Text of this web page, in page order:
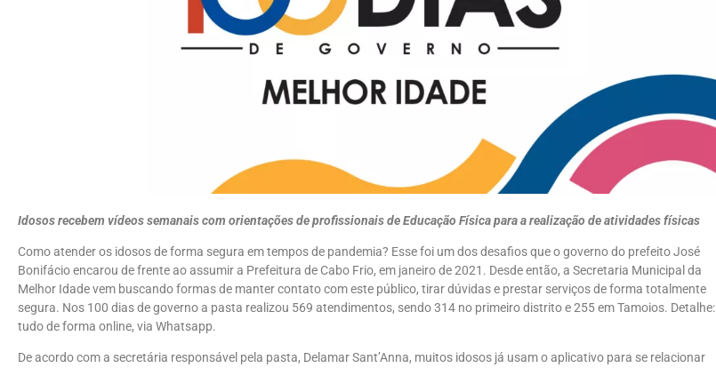
Idosos recebem vídeos semanais com orientações de profissionais de Educação Física para a realização de atividades físicas
Como atender os idosos de forma segura em tempos de pandemia? Esse foi um dos desafios que o governo do prefeito José
Bonifácio encarou de frente ao assumir a Prefeitura de Cabo Frio, em janeiro de 2021. Desde então, a Secretaria Municipal da
Melhor Idade vem buscando formas de manter contato com este público, tirar dúvidas e prestar serviços de forma totalmente
segura. Nos 100 dias de governo a pasta realizou 569 atendimentos, sendo 314 no primeiro distrito e 255 em Tamoios. Detalhe:
tudo de forma online, via Whatsapp.
De acordo com a secretária responsável pela pasta, Delamar Sant’Anna, muitos idosos já usam o aplicativo para se relacionar